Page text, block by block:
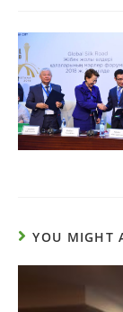
YOU MIGHT